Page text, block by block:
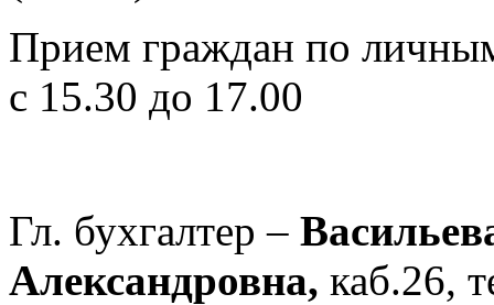
Прием граждан по
с 15.30 до 17.00
Гл. бухгалтер –
Александровна, каб.26,